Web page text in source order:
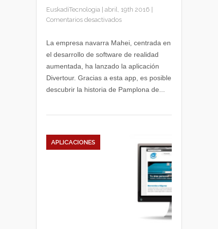
EuskadiTecnologia abril, 19th 2016
Comentarios desactivadosen
histórico
con
la
app
La empresa navarra Mahei, centrada en
el desarrollo de software de realidad
aumentada, ha lanzado la aplicación
Divertour. Gracias a esta app, es posible
descubrir la historia de Pamplona de...
APLICACIONES